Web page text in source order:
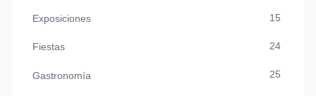
Exposiciones 15
Fiestas 24
Gastronomía 25